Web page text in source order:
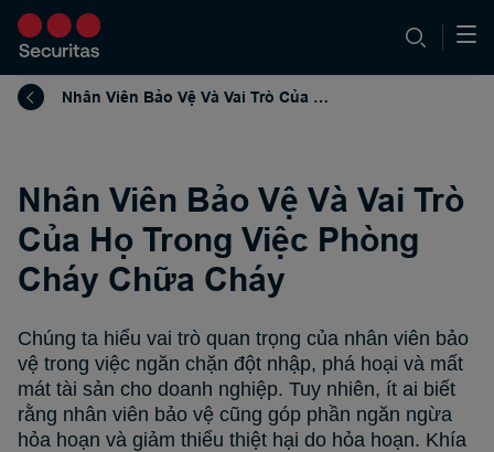
Nhân Viên Bảo Vệ Và Vai Trò Của Họ Trong Việc Phòng Cháy Chữa Cháy
Nhân Viên Bảo Vệ Và Vai Trò
Của Họ Trong Việc Phòng
Cháy Chữa Cháy
Chúng ta hiểu vai trò quan trọng của nhân viên bảo
vệ trong việc ngăn chặn đột nhập, phá hoại và mất
mát tài sản cho doanh nghiệp. Tuy nhiên, ít ai biết
rằng nhân viên bảo vệ cũng góp phần ngăn ngừa
hỏa hoạn và giảm thiểu thiệt hại do hỏa hoạn. Khía